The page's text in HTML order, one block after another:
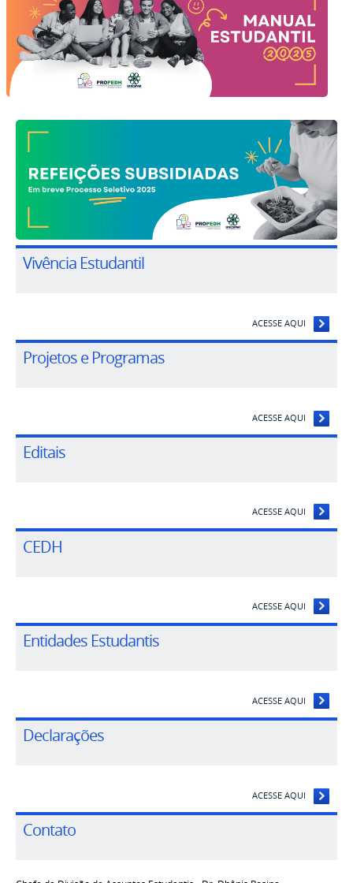
Vivência Estudantil
ACESSE AQUI
Projetos e Programas
ACESSE AQUI
Editais
ACESSE AQUI
CEDH
ACESSE AQUI
Entidades Estudantis
ACESSE AQUI
Declarações
ACESSE AQUI
Contato